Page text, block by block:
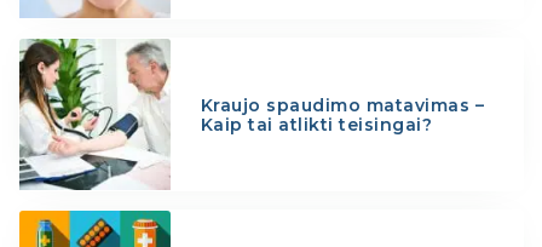
Kraujo spaudimo matavimas –
Kaip tai atlikti teisingai?